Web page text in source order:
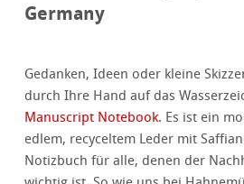
Germany
Gedanken, Ideen oder kleine
durch Ihre Hand auf das
Manuscript Notebook. Es ist ein
edlem, recyceltem Leder mit
Notizbuch für alle, denen der